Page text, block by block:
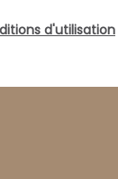
d'utilisation